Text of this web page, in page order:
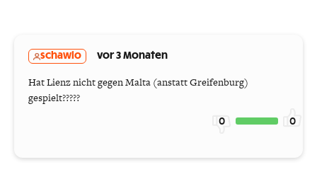
schawlo vor 3 Monaten
Hat Lienz nicht gegen Malta (anstatt Greifenburg)
gespielt?????
0 0